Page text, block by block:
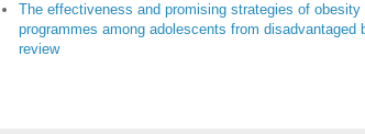
The effectiveness and promising strategies of
programmes among adolescents from disadvantaged
review